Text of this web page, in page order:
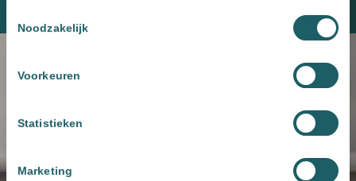
Noodzakelijk
Voorkeuren
Statistieken
Marketing